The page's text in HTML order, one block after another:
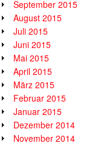
September 2015
August 2015
Juli 2015
Juni 2015
Mai 2015
April 2015
März 2015
Februar 2015
Januar 2015
Dezember 2014
November 2014